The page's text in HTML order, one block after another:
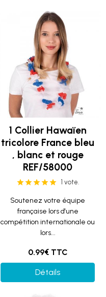
1 Collier Hawaïen
tricolore France bleu
, blanc et rouge
REF/58000
1 vote.
Soutenez votre équipe
française lors d'une
compétition internationale ou
lors...
0.99€ TTC
Détails